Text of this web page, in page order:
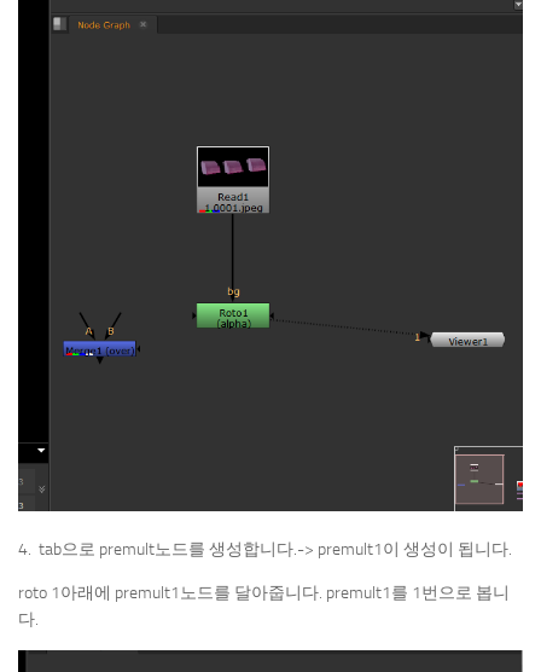
4. tab으로 premult노드를 생성합니다.-> premult1이 생성이 됩니다.
roto 1아래에 premult1노드를 달아줍니다. premult1를 1번으로 봅니
다.